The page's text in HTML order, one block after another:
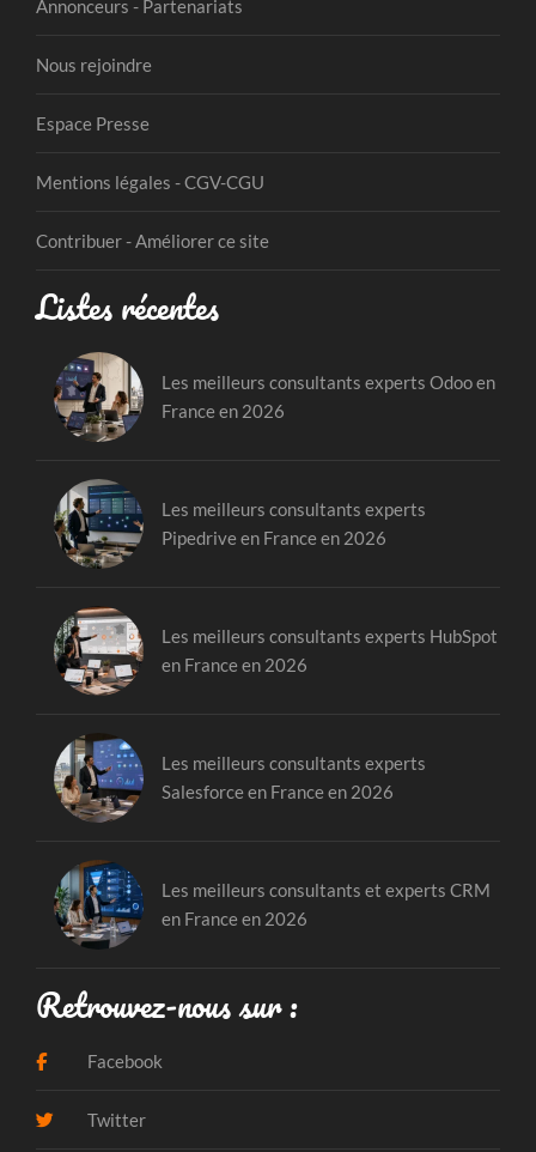
Annonceurs - Partenariats
Nous rejoindre
Espace Presse
Mentions légales - CGV-CGU
Contribuer - Améliorer ce site
Listes récentes
Les meilleurs consultants experts Odoo en
France en 2026
Les meilleurs consultants experts
Pipedrive en France en 2026
Les meilleurs consultants experts HubSpot
en France en 2026
Les meilleurs consultants experts
Salesforce en France en 2026
Les meilleurs consultants et experts CRM
en France en 2026
Retrouvez-nous sur :
Facebook
Twitter